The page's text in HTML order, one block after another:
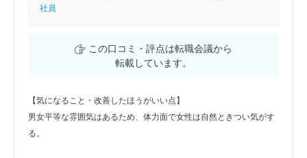
社員
この口コミ・評点は転職会議から
転載しています。
【気になること・改善したほうがいい点】
男女平等な雰囲気はあるため、体力面で女性は自然ときつい気がす
る。